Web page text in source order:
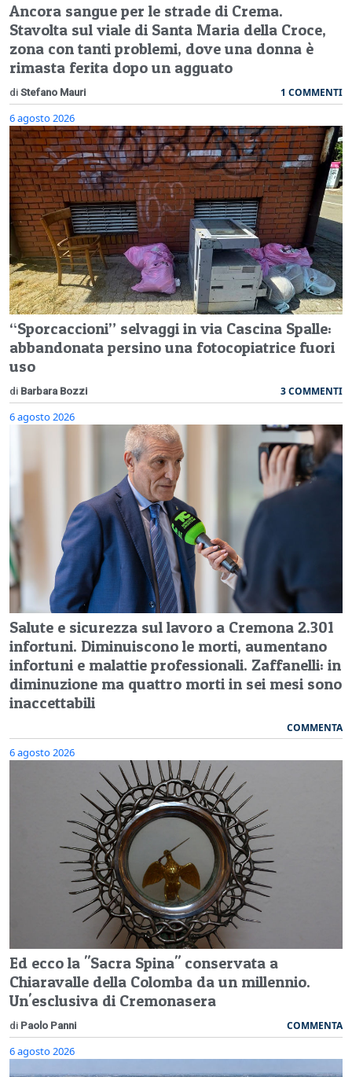
Ancora sangue per le strade di Crema.
Stavolta sul viale di Santa Maria della Croce,
zona con tanti problemi, dove una donna è
rimasta ferita dopo un agguato
di Stefano Mauri 1 COMMENTI
6 agosto 2026
“Sporcaccioni” selvaggi in via Cascina Spalle:
abbandonata persino una fotocopiatrice fuori
uso
di Barbara Bozzi 3 COMMENTI
6 agosto 2026
Salute e sicurezza sul lavoro a Cremona 2.301
infortuni. Diminuiscono le morti, aumentano
infortuni e malattie professionali. Zaffanelli: in
diminuzione ma quattro morti in sei mesi sono
inaccettabili
COMMENTA
6 agosto 2026
Ed ecco la "Sacra Spina" conservata a
Chiaravalle della Colomba da un millennio.
Un'esclusiva di Cremonasera
di Paolo Panni COMMENTA
6 agosto 2026